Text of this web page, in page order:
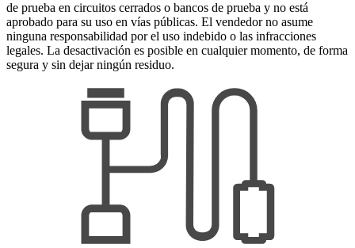
de prueba en circuitos cerrados o bancos de prueba y no está
aprobado para su uso en vías públicas. El vendedor no asume
ninguna responsabilidad por el uso indebido o las infracciones
legales. La desactivación es posible en cualquier momento, de forma
segura y sin dejar ningún residuo.